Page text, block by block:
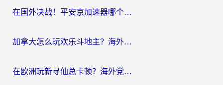
在国外决战！平安京加速器哪个好用一点？老玩家亲测番茄加速器全解析
加拿大怎么玩欢乐斗地主？海外党国服游戏加速终极指南（附绝地求生未来之役300英雄实测）
在欧洲玩新寻仙总卡顿？海外党必看的国服游戏加速全攻略